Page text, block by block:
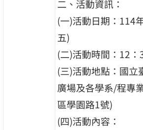
二、活動資訊：
(一)活動日期：114
五)
(二)活動時間：12
(三)活動地點：國立
廣場及各學系/程專
區學園路1號)
(四)活動內容：